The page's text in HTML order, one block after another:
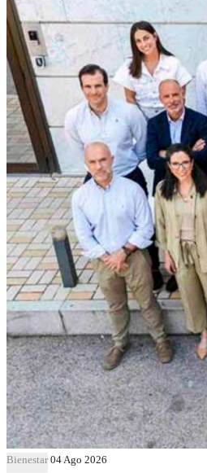
Bienestar 04 Ago 2026